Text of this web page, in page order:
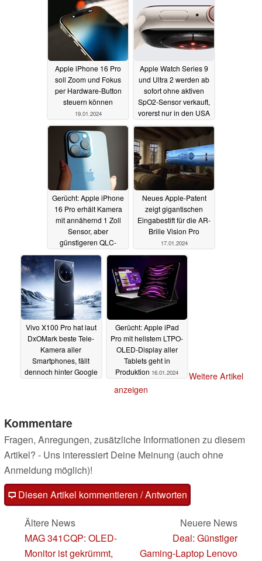
19.01.2024 19.01.2024
Apple iPhone 16 Pro
soll Zoom und Fokus
per Hardware-Button
steuern können
19.01.2024
Apple Watch Series 9
und Ultra 2 werden ab
sofort ohne aktiven
SpO2-Sensor verkauft,
vorerst nur in den USA
18.01.2024
Gerücht: Apple iPhone
16 Pro erhält Kamera
mit annähernd 1 Zoll
Sensor, aber
günstigeren QLC-
NAND-Speicher
17.01.2024
Neues Apple-Patent
zeigt gigantischen
Eingabestift für die AR-
Brille Vision Pro
17.01.2024
Vivo X100 Pro hat laut
DxOMark beste Tele-
Kamera aller
Smartphones, fällt
dennoch hinter Google
Gerücht: Apple iPad
Pro mit hellstem LTPO-
OLED-Display aller
Tablets geht in
Produktion 16.01.2024
Weitere Artikel
anzeigen
Kommentare
Fragen, Anregungen, zusätzliche Informationen zu diesem
Artikel? - Uns interessiert Deine Meinung (auch ohne
Anmeldung möglich)!
Diesen Artikel kommentieren / Antworten
Ältere News
MAG 341CQP: OLED-
Monitor ist gekrümmt,
Neuere News
Deal: Günstiger
Gaming-Laptop Lenovo